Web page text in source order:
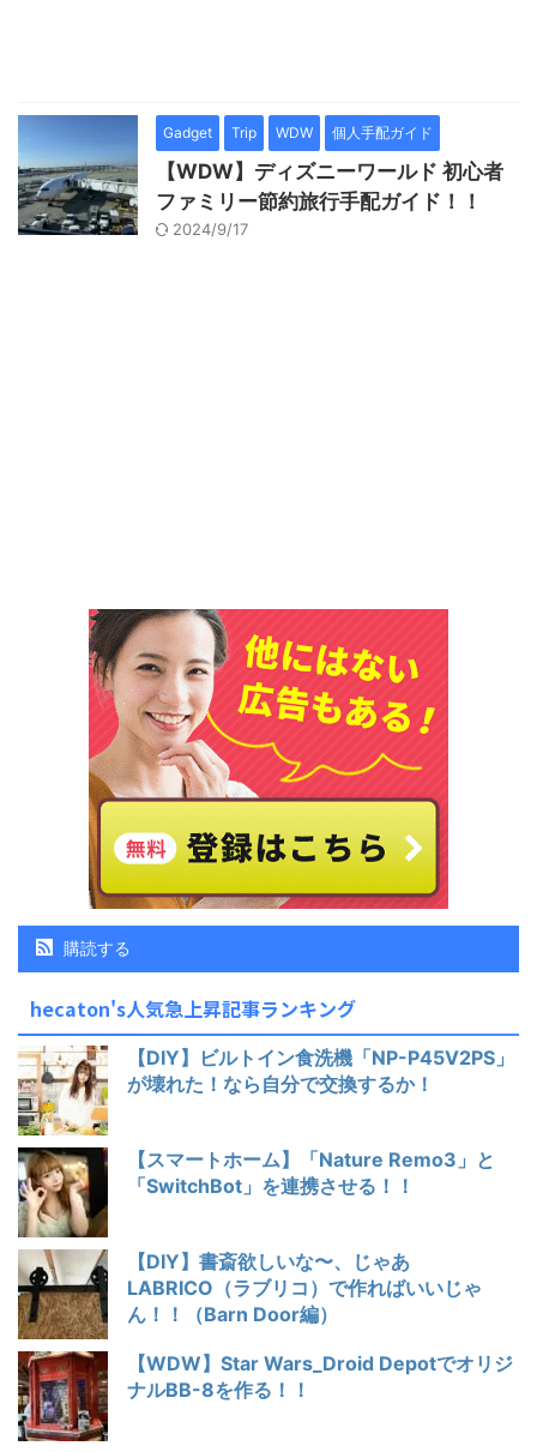
Gadget Trip WDW 個人手配ガイド
【WDW】ディズニーワールド 初心者
ファミリー節約旅行手配ガイド！！
2024/9/17
購読する
hecaton's人気急上昇記事ランキング
【DIY】ビルトイン食洗機「NP-P45V2PS」
が壊れた！なら自分で交換するか！
【スマートホーム】「Nature Remo3」と
「SwitchBot」を連携させる！！
【DIY】書斎欲しいな〜、じゃあ
LABRICO（ラブリコ）で作ればいいじゃ
ん！！（Barn Door編）
【WDW】Star Wars_Droid Depotでオリジ
ナルBB-8を作る！！